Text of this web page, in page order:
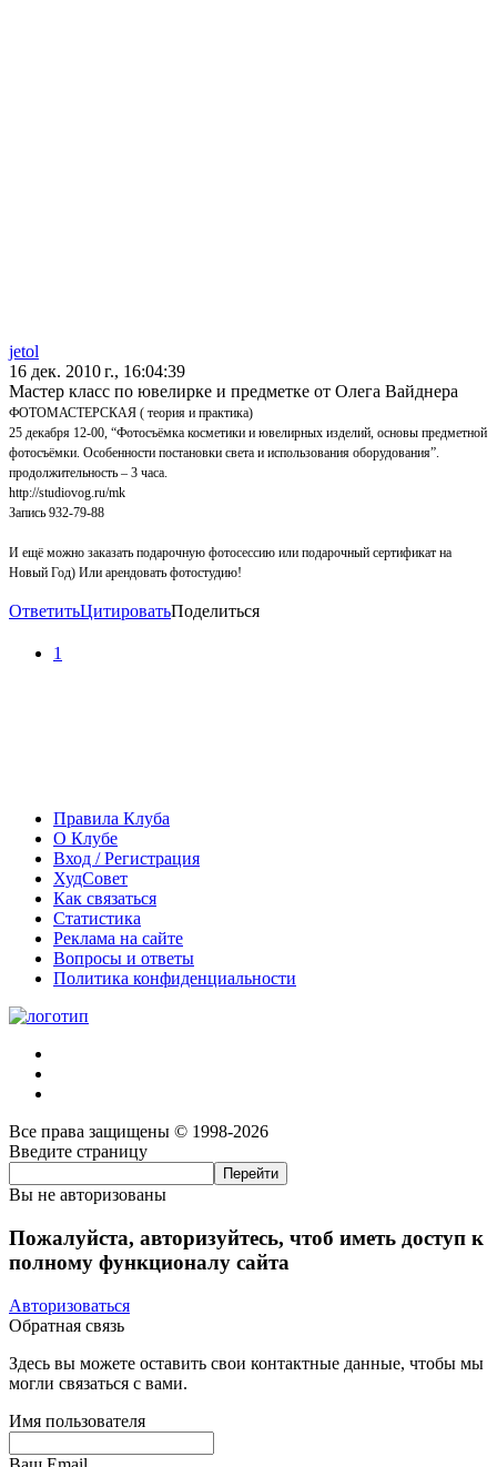
jetol
16 дек. 2010 г., 16:04:39
Мастер класс по ювелирке и предметке от Олега Вайднера
ФОТОМАСТЕРСКАЯ ( теория и практика)
25 декабря 12-00, “Фотосъёмка косметики и ювелирных изделий, основы предметной
фотосъёмки. Особенности постановки света и использования оборудования”.
продолжительность – 3 часа.
http://studiovog.ru/mk
Запись 932-79-88
И ещё можно заказать подарочную фотосессию или подарочный сертификат на
Новый Год) Или арендовать фотостудию!
ОтветитьЦитироватьПоделиться
1
Правила Клуба
О Клубе
Вход / Регистрация
ХудСовет
Как связаться
Статистика
Реклама на сайте
Вопросы и ответы
Политика конфиденциальности
Все права защищены © 1998-2026
Введите страницу
Вы не авторизованы
Пожалуйста, авторизуйтесь, чтоб иметь доступ к
полному функционалу сайта
Авторизоваться
Обратная связь
Здесь вы можете оставить свои контактные данные, чтобы мы
могли связаться с вами.
Имя пользователя